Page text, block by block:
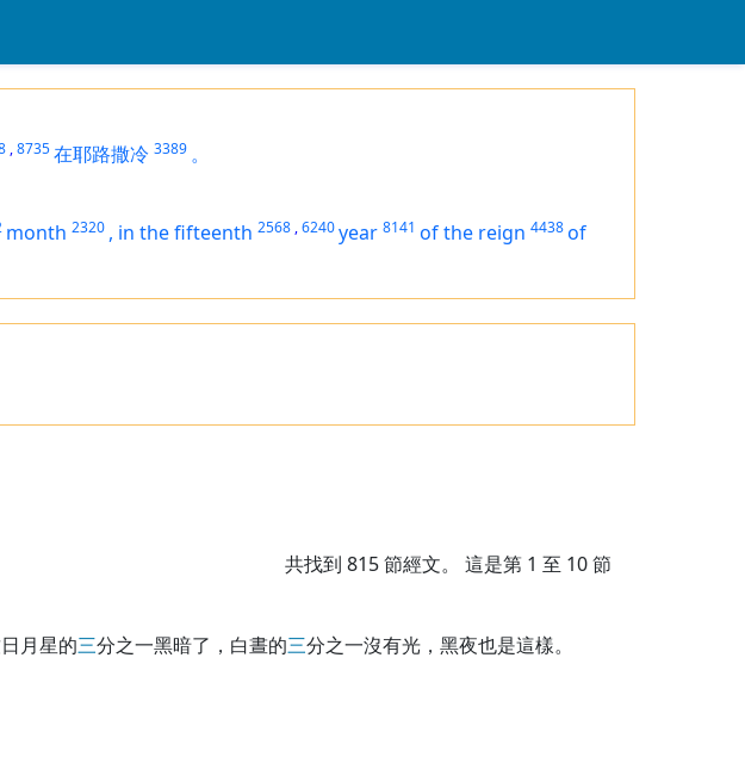
,8735在耶路撒冷 3389 。
month 2320 , in the fifteenth 2568 ,6240year 8141 of the reign 4438of
共找到 815節經文。 這是第 1 至 10 節
月星的三分之一黑暗了，白晝的三分之一沒有光，黑夜也是這樣。